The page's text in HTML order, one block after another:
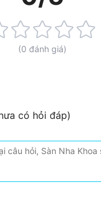
(0 đánh giá)
có hỏi đáp)